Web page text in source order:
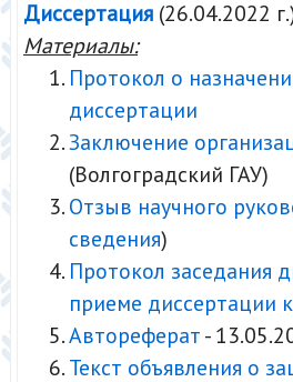
Диссертация (26.04.2022
Материалы:
Протокол о
диссертации
Заключение
(Волгоградский ГАУ)
Отзыв научного
сведения)
Протокол заседания
приеме диссертации
Автореферат -
Текст объявления о